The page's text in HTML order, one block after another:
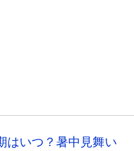
はいつ？暑中見舞い